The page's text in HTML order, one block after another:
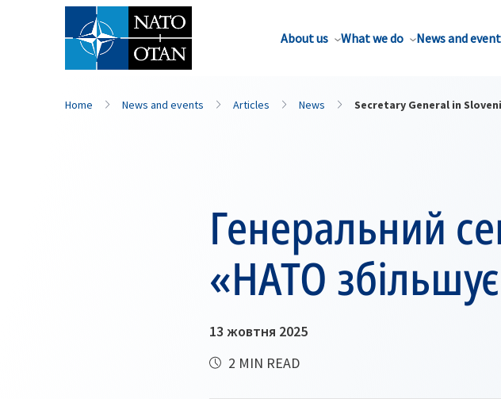
About us What we do News and
Home News and events Articles News Secretary General in
Генеральний
«НАТО
13 жовтня 2025
2 MIN READ